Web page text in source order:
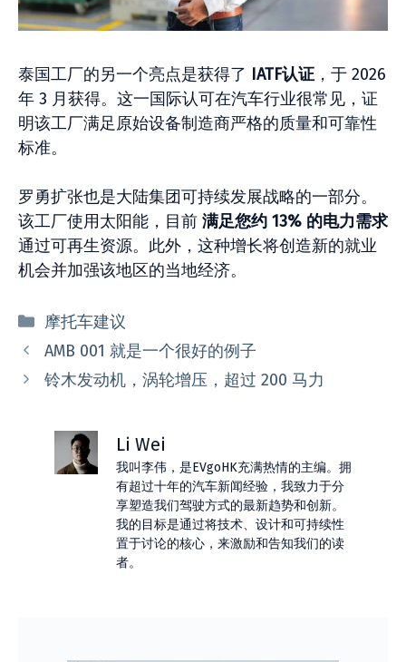
泰国工厂的另一个亮点是获得了 IATF认证 ，于 2026
年 3 月获得。这一国际认可在汽车行业很常见，证
明该工厂满足原始设备制造商严格的质量和可靠性
标准。
罗勇扩张也是大陆集团可持续发展战略的一部分。
该工厂使用太阳能，目前 满足您约 13% 的电力需求
通过可再生资源。此外，这种增长将创造新的就业
机会并加强该地区的当地经济。
分
类
摩托车建议
AMB 001 就是一个很好的例子
铃木发动机，涡轮增压，超过 200 马力
Li Wei
我叫李伟，是EVgoHK充满热情的主编。拥
有超过十年的汽车新闻经验，我致力于分
享塑造我们驾驶方式的最新趋势和创新。
我的目标是通过将技术、设计和可持续性
置于讨论的核心，来激励和告知我们的读
者。